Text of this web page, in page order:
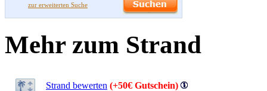
zur erweiterten Suche
Mehr zum Strand
Strand bewerten (+50€ Gutschein)